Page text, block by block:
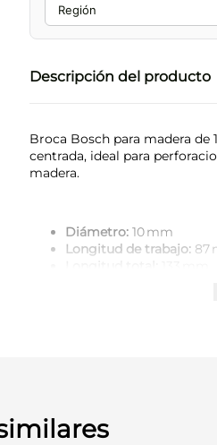
Descripción del producto
Broca Bosch para madera
centrada, ideal para
madera.
Diámetro: 10 mm
Longitud de trabajo: 87
Centradora tipo
Hexagonal de